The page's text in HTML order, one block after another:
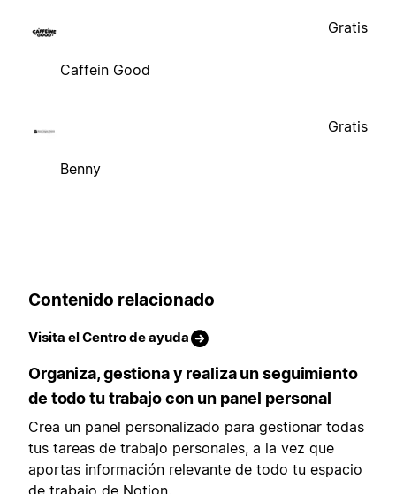
Caffein Good
Gratis
Benny
Gratis
Contenido relacionado
Visita el Centro de ayuda
Organiza, gestiona y realiza un seguimiento
de todo tu trabajo con un panel personal
Crea un panel personalizado para gestionar todas
tus tareas de trabajo personales, a la vez que
aportas información relevante de todo tu espacio